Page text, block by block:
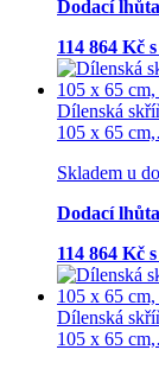
Dodací lhůta
114 864 Kč
Dílenská
105 x 65
Skladem u
Dodací lhůta
114 864 Kč
Dílenská
105 x 65